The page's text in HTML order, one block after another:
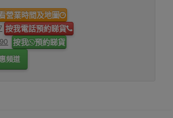
營業時間及地圖
按我電話預約睇貨
按我 預約睇貨
頻道